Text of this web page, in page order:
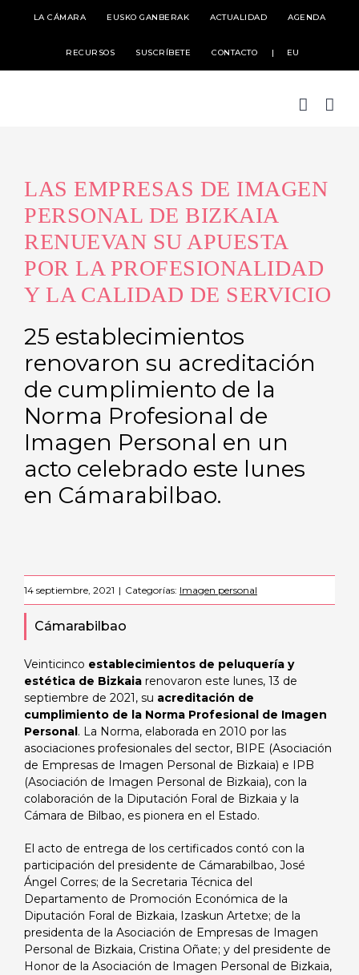
LA CÁMARA EUSKO GANBERAK ACTUALIDAD AGENDA
RECURSOS SUSCRÍBETE CONTACTO EU
LAS EMPRESAS DE IMAGEN
PERSONAL DE BIZKAIA
RENUEVAN SU APUESTA
POR LA PROFESIONALIDAD
Y LA CALIDAD DE SERVICIO
25 establecimientos
renovaron su acreditación
de cumplimiento de la
Norma Profesional de
Imagen Personal en un
acto celebrado este lunes
en Cámarabilbao.
14 septiembre, 2021 | Categorías: Imagen personal
Cámarabilbao
Veinticinco establecimientos de peluquería y
estética de Bizkaia renovaron este lunes, 13 de
septiembre de 2021, su acreditación de
cumplimiento de la Norma Profesional de Imagen
Personal. La Norma, elaborada en 2010 por las
asociaciones profesionales del sector, BIPE (Asociación
de Empresas de Imagen Personal de Bizkaia) e IPB
(Asociación de Imagen Personal de Bizkaia), con la
colaboración de la Diputación Foral de Bizkaia y la
Cámara de Bilbao, es pionera en el Estado.
El acto de entrega de los certificados contó con la
participación del presidente de Cámarabilbao, José
Ángel Corres; de la Secretaria Técnica del
Departamento de Promoción Económica de la
Diputación Foral de Bizkaia, Izaskun Artetxe; de la
presidenta de la Asociación de Empresas de Imagen
Personal de Bizkaia, Cristina Oñate; y del presidente de
Honor de la Asociación de Imagen Personal de Bizkaia,